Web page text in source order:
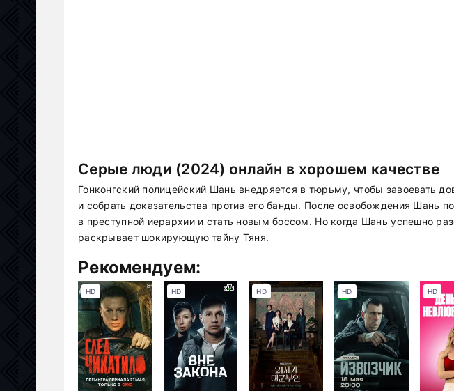
Серые люди (2024) онлайн в хорошем качестве
Гонконгский полицейский Шань внедряется в тюрьму, чтобы завоевать
и собрать доказательства против его банды. После освобождения Шань
в преступной иерархии и стать новым боссом. Но когда Шань успешно
раскрывает шокирующую тайну Тяня.
Рекомендуем:
HD HD HD HD HD